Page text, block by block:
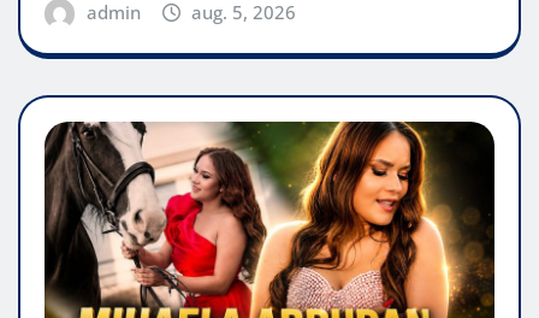
admin aug. 5, 2026